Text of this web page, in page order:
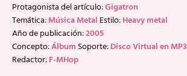
Protagonista del artículo:Gigatron
Temática:Música Metal Estilo:Heavy metal
Año de publicación:2005
Concepto:Álbum Soporte:Disco Virtual en MP3
Redactor:F-MHop